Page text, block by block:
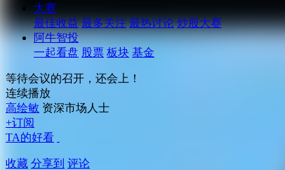
大赛
最佳收益 最多关注 最热讨论 炒股大赛
阿牛智投
一起看盘 股票 板块 基金
等待会议的召开，还会上！
连续播放
高绘敏 资深市场人士
+订阅
TA的好看
收藏 分享到 评论